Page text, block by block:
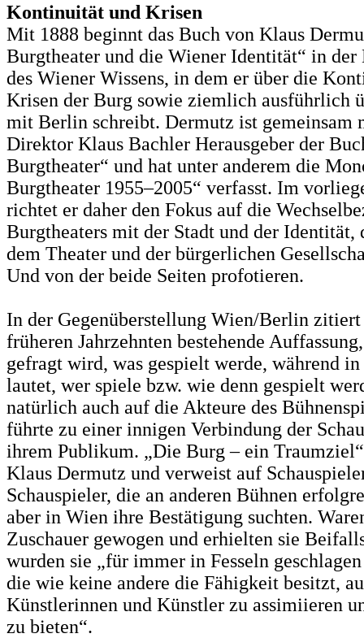
Kontinuität und Krisen
Mit 1888 beginnt das Buch von Klaus
Burgtheater und die Wiener Identität“ in der
des Wiener Wissens, in dem er über die
Krisen der Burg sowie ziemlich ausführlich
mit Berlin schreibt. Dermutz ist gemeinsam
Direktor Klaus Bachler Herausgeber der
Burgtheater“ und hat unter anderem die
Burgtheater 1955–2005“ verfasst. Im
richtet er daher den Fokus auf die
Burgtheaters mit der Stadt und der Identität,
dem Theater und der bürgerlichen
Und von der beide Seiten profotieren.
In der Gegenüberstellung Wien/Berlin
früheren Jahrzehnten bestehende
gefragt wird, was gespielt werde, während
lautet, wer spiele bzw. wie denn gespielt
natürlich auch auf die Akteure des
führte zu einer innigen Verbindung der
ihrem Publikum. „Die Burg – ein
Klaus Dermutz und verweist auf
Schauspieler, die an anderen Bühnen
aber in Wien ihre Bestätigung suchten.
Zuschauer gewogen und erhielten sie
wurden sie „für immer in Fesseln
die wie keine andere die Fähigkeit besitzt,
Künstlerinnen und Künstler zu assimiieren
zu bieten“.